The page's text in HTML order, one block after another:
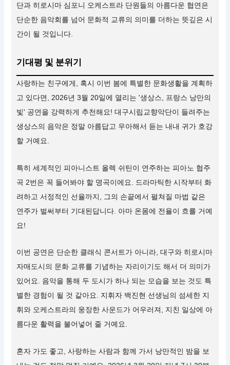
단과 히로시마 심포니 오케스트라 단원들의 아름다운 협연은
단순한 음악회를 넘어 문화적 교류의 의미를 더하는 뜻깊은 시
간이 될 것입니다.
기대평 및 분위기
사랑하는 친구에게, 혹시 이번 봄에 특별한 문화생활을 계획하
고 있다면, 2026년 3월 20일에 열리는 '생상스, 프랑스 낭만의
빛' 공연을 강력하게 추천해요! 대구시립교향악단이 들려주는
생상스의 음악은 정말 아름답고 우아해서 듣는 내내 귀가 호강
할 거예요.
특히 세계적인 피아니스트 올렉 쉬틴이 연주하는 피아노 협주
곡 2번은 꼭 들어봐야 할 명곡이에요. 드라마틱한 시작부터 화
려하고 서정적인 선율까지, 그의 손끝에서 펼쳐질 마법 같은
연주가 벌써부터 기대된답니다. 아마 온몸에 전율이 흐를 거예
요!
이번 공연은 단순한 클래식 콘서트가 아니라, 대구와 히로시마
자매도시의 문화 교류를 기념하는 자리이기도 해서 더 의미가
있어요. 음악을 통해 두 도시가 하나 되는 모습을 보는 것도 특
별한 경험이 될 것 같아요. 지휘자 백진현 선생님의 섬세한 지
휘와 오케스트라의 웅장한 사운드가 어우러져, 지친 일상에 아
름다운 활력을 불어넣어 줄 거예요.
혼자 가도 좋고, 사랑하는 사람과 함께 가서 낭만적인 밤을 보